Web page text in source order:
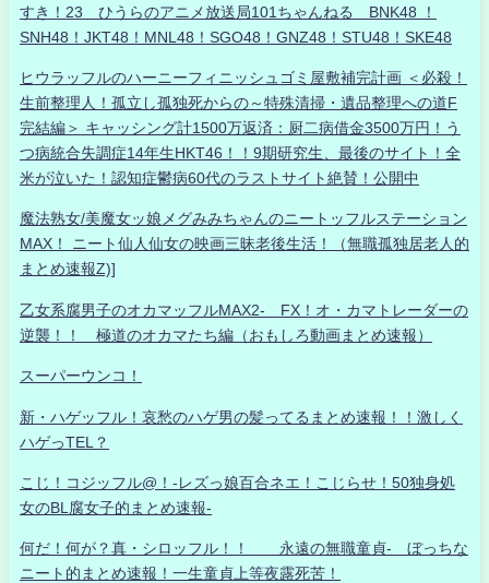
すき！23 ひうらのアニメ放送局101ちゃんねる BNK48 ！
SNH48！JKT48！MNL48！SGO48！GNZ48！STU48！SKE48
ヒウラッフルのハーニーフィニッシュゴミ屋敷補完計画 ＜必殺！
生前整理人！孤立し孤独死からの～特殊清掃・遺品整理への道F
完結編＞ キャッシング計1500万返済：厨二病借金3500万円！う
つ病統合失調症14年生HKT46！！9期研究生、最後のサイト！全
米が泣いた！認知症鬱病60代のラストサイト絶賛！公開中
魔法熟女/美魔女ッ娘メグみみちゃんのニートッフルステーション
MAX！ ニート仙人仙女の映画三昧老後生活！（無職孤独居老人的
まとめ速報Z)]
乙女系腐男子のオカマッフルMAX2- FX！オ・カマトレーダーの
逆襲！！ 極道のオカマたち編（おもしろ動画まとめ速報）
スーパーウンコ！
新・ハゲッフル！哀愁のハゲ男の髪ってるまとめ速報！！激しく
ハゲっTEL？
こじ！コジッフル@！-レズっ娘百合ネエ！こじらせ！50独身処
女のBL腐女子的まとめ速報-
何だ！何が？真・シロッフル！！ 永遠の無職童貞- ぼっちな
ニート的まとめ速報！一生童貞上等夜露死苦！